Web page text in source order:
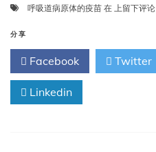
呼吸道病原体的疫苗 在 科
们
正
努
上留下评论
分享
Facebook Twitter
Linkedin